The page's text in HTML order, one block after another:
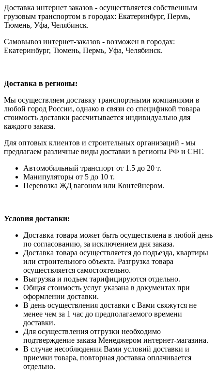
Доставка интернет заказов - осуществляется собственным
грузовым транспортом в городах: Екатеринбург, Пермь,
Тюмень, Уфа, Челябинск.
Самовывоз интернет-заказов - возможен в городах:
Екатеринбург, Тюмень, Пермь, Уфа, Челябинск.
Доставка в регионы:
Мы осуществляем доставку транспортными компаниями в
любой город России, однако в связи со спецификой товара
стоимость доставки рассчитывается индивидуально для
каждого заказа.
Для оптовых клиентов и строительных организаций - мы
предлагаем различные виды доставки в регионы РФ и СНГ.
Автомобильный транспорт от 1.5 до 20 т.
Манипуляторы от 5 до 10 т.
Перевозка ЖД вагоном или Контейнером.
Условия доставки:
Доставка товара может быть осуществлена в любой день
по согласованию, за исключением дня заказа.
Доставка товара осуществляется до подъезда, квартиры
или строительного объекта. Разгрузка товара
осуществляется самостоятельно.
Выгрузка и подъем тарифицируются отдельно.
Общая стоимость услуг указана в документах при
оформлении доставки.
В день осуществления доставки с Вами свяжутся не
менее чем за 1 час до предполагаемого времени
доставки.
Для осуществления отгрузки необходимо
подтверждение заказа Менеджером интернет-магазина.
В случае несоблюдения Вами условий доставки и
приемки товара, повторная доставка оплачивается
отдельно.